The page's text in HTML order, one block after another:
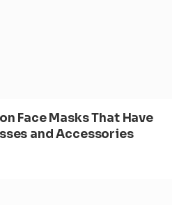
Face Masks That Have
and Accessories